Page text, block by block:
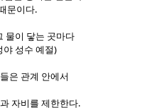
문이다.
물이 닿는 곳마다
야 성수 예절)
은 관계 안에서
자비를 제한한다.